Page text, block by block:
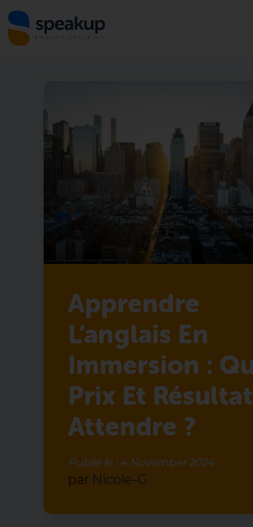
Apprendre
L’anglais En
Immersion :
Prix Et
Attendre ?
Publié le :4 November 2024
par Nicole-G